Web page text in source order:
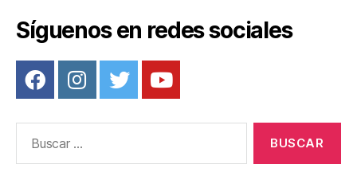
Síguenos en redes sociales